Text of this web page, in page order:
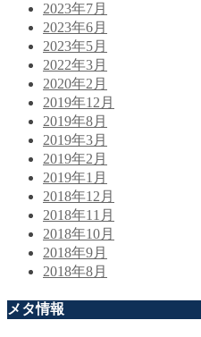
2023年7月
2023年6月
2023年5月
2022年3月
2020年2月
2019年12月
2019年8月
2019年3月
2019年2月
2019年1月
2018年12月
2018年11月
2018年10月
2018年9月
2018年8月
メタ情報